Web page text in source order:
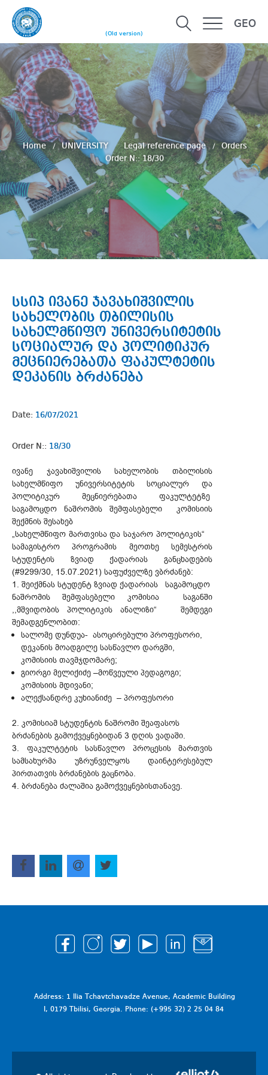
(Old version)
GEO
Home UNIVERSITY Legal reference page
Orders
Order N:: 18/30
სსიპ ივანე ჯავახიშვილის
სახელობის თბილისის
სახელმწიფო უნივერსიტეტის
სოციალურ და პოლიტიკურ
მეცნიერებათა ფაკულტეტის
დეკანის ბრძანება
Date: 16/07/2021
Order N:: 18/30
ივანე ჯავახიშვილის სახელობის თბილისის
სახელმწიფო უნივერსიტეტის სოციალურ და
პოლიტიკურ მეცნიერებათა ფაკულტეტზე
საგამოცდო ნაშრომის შემფასებელი კომისიის
შექმნის შესახებ
„სახელმწიფო მართვისა და საჯარო პოლიტიკის“
სამაგისტრო პროგრამის მეოთხე სემესტრის
სტუდენტის ზვიად ქადარიას განცხადების
(#9299/30, 15.07.2021) საფუძველზე ვბრძანებ:
1. შეიქმნას სტუდენტ ზვიად ქადარიას საგამოცდო
ნაშრომის შემფასებელი კომისია საგანში
,,მშვიდობის პოლიტიკის ანალიზი“ შემდეგი
შემადგენლობით:
სალომე დუნდუა- ასოცირებული პროფესორი,
დეკანის მოადგილე სასწავლო დარგში,
კომისიის თავმჯდომარე;
გიორგი მელიქიძე –მოწვეული პედაგოგი;
კომისიის მდივანი;
ალექსანდრე კუხიანიძე – პროფესორი
2. კომისიამ სტუდენტის ნაშრომი შეაფასოს
ბრძანების გამოქვეყნებიდან 3 დღის ვადაში.
3. ფაკულტეტის სასწავლო პროცესის მართვის
სამსახურმა უზრუნველყოს დაინტერესებულ
პირთათვის ბრძანების გაცნობა.
4. ბრძანება ძალაშია გამოქვეყნებისთანავე.
Address: 1 Ilia Tchavtchavadze Avenue, Academic Building
I, 0179 Tbilisi, Georgia. Phone: (+995 32) 2 25 04 84